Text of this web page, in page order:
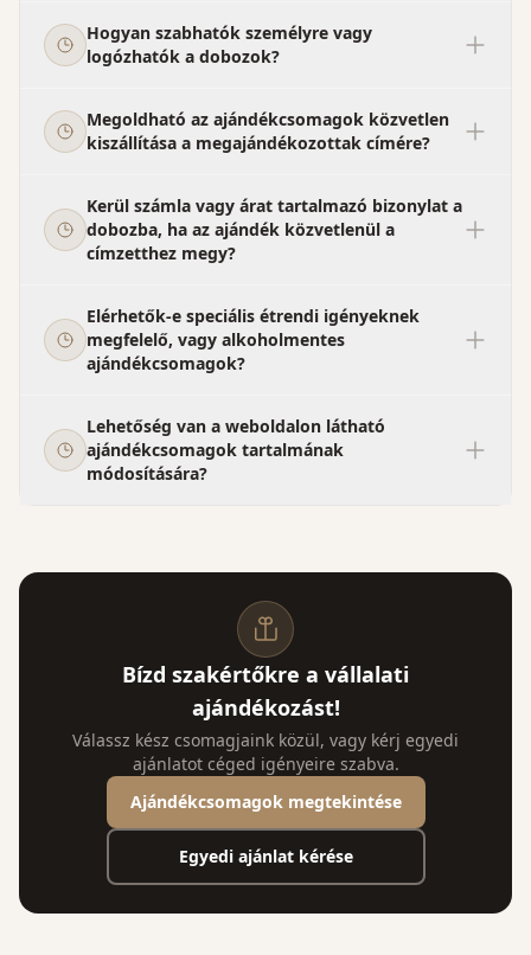
Hogyan szabhatók személyre vagy
logózhatók a dobozok?
Megoldható az ajándékcsomagok közvetlen
kiszállítása a megajándékozottak címére?
Kerül számla vagy árat tartalmazó bizonylat a
dobozba, ha az ajándék közvetlenül a
címzetthez megy?
Elérhetők-e speciális étrendi igényeknek
megfelelő, vagy alkoholmentes
ajándékcsomagok?
Lehetőség van a weboldalon látható
ajándékcsomagok tartalmának
módosítására?
Bízd szakértőkre a vállalati
ajándékozást!
Válassz kész csomagjaink közül, vagy kérj egyedi
ajánlatot céged igényeire szabva.
Ajándékcsomagok megtekintése
Egyedi ajánlat kérése